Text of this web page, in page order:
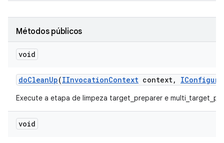
Métodos públicos
void
doCleanUp(IInvocationContext context,
Execute a etapa de limpeza target_preparer e
void